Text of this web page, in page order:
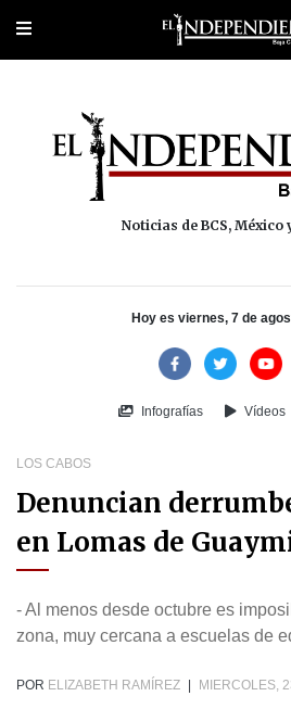
Portada Los Cabos
Noticias de BCS, México
Hoy es viernes, 7 de
Infografías Vídeos
LOS CABOS
Denuncian
en Lomas de
- Al menos desde octubre es
zona, muy cercana a escuelas de
POR ELIZABETH RAMÍREZ MIERCOLES,